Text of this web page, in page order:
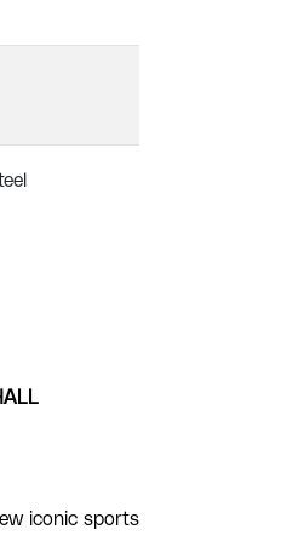
iconic sports